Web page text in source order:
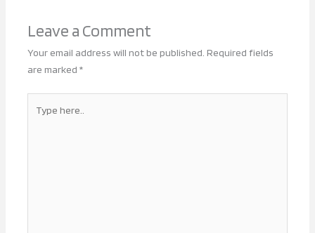
Leave a Comment
Your email address will not be published. Required fields
are marked*
here..